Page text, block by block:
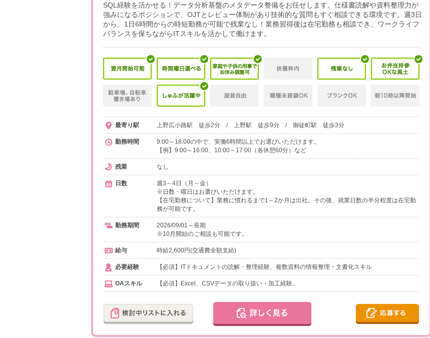
SQL経験を活かせる！データ分析基盤のメタデータ整備をお任せします。仕様書読解や資料整理力が
強みになるポジションで、OJTとレビュー体制があり技術的な質問もすぐ相談できる環境です。週3日
から、1日6時間からの時短勤務が可能で残業なし！業務習得後は在宅勤務も相談でき、ワークライフ
バランスを保ちながらITスキルを活かして働けます。
最寄り駅 上野広小路駅 徒歩2分 / 上野駅 徒歩9分 / 御徒町駅 徒歩3分
勤務時間
9:00～18:00の中で、実働6時間以上でお選びいただけます。
【例】9:00～16:00、10:00～17:00（各休憩60分）など
残業 なし
日数
週3～4日（月～金）
※日数・曜日はお選びいただけます。
【在宅勤務について】業務に慣れるまで1～2か月は出社。その後、就業日数の半分程度は在宅勤
務が可能です。
勤務期間
2026/09/01～長期
※10月開始のご相談も可能です。
給与 時給2,600円(交通費全額支給)
必要経験 【必須】ITドキュメントの読解・整理経験、複数資料の情報整理・文書化スキル
OAスキル 【必須】Excel、CSVデータの取り扱い・加工経験。